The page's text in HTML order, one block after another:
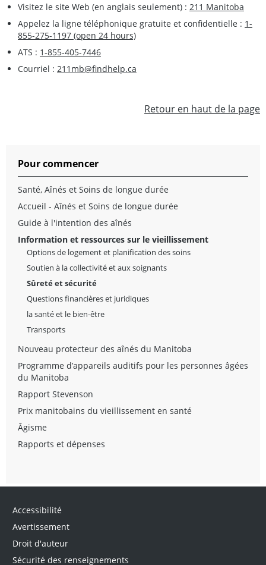
Visitez le site Web (en anglais seulement) : 211 Manitoba
Appelez la ligne téléphonique gratuite et confidentielle : 1-
855-275-1197 (open 24 hours)
ATS : 1-855-405-7446
Courriel : 211mb@findhelp.ca
Retour en haut de la page
Pour commencer
Santé, Aînés et Soins de longue durée
Accueil - Aînés et Soins de longue durée
Guide à l'intention des aînés
Information et ressources sur le vieillissement
Options de logement et planification des soins
Soutien à la collectivité et aux soignants
Sûreté et sécurité
Questions financières et juridiques
la santé et le bien-être
Transports
Nouveau protecteur des aînés du Manitoba
Programme d’appareils auditifs pour les personnes âgées
du Manitoba
Rapport Stevenson
Prix manitobains du vieillissement en santé
Âgisme
Rapports et dépenses
Accessibilité
Avertissement
Droit d'auteur
Sécurité des renseignements